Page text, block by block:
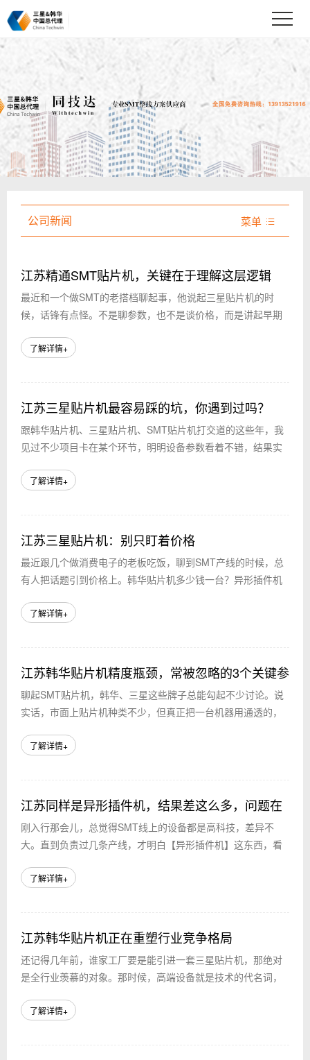
公司新闻 菜单 
江苏精通SMT贴片机，关键在于理解这层逻辑
最近和一个做SMT的老搭档聊起事，他说起三星贴片机的时
候，话锋有点怪。不是聊参数，也不是谈价格，而是讲起早期
们都觉得奇怪，这种振动频率低，对贴片精...
了解详情+
江苏三星贴片机最容易踩的坑，你遇到过吗？
跟韩华贴片机、三星贴片机、SMT贴片机打交道的这些年，我
见过不少项目卡在某个环节，明明设备参数看着不错，结果实
门道多着呢。今天想聊聊三星贴片机，从...
了解详情+
江苏三星贴片机：别只盯着价格
最近跟几个做消费电子的老板吃饭，聊到SMT产线的时候，总
有人把话题引到价格上。韩华贴片机多少钱一台？异形插件机
头，但不是决定产线生死的关键。你真以为...
了解详情+
江苏韩华贴片机精度瓶颈，常被忽略的3个关键参
数
聊起SMT贴片机，韩华、三星这些牌子总能勾起不少讨论。说
实话，市面上贴片机种类不少，但真正把一台机器用通透的，
可能都不错，但效率、良率上总差那么点...
了解详情+
江苏同样是异形插件机，结果差这么多，问题在
哪？
刚入行那会儿，总觉得SMT线上的设备都是高科技，差异不
大。直到负责过几条产线，才明白【异形插件机】这东西，看
片机】和一些国产机型，同是做异形元件处...
了解详情+
江苏韩华贴片机正在重塑行业竞争格局
还记得几年前，谁家工厂要是能引进一套三星贴片机，那绝对
是全行业羡慕的对象。那时候，高端设备就是技术的代名词，
优势。但时至今日，SMT贴片机市场早已...
了解详情+